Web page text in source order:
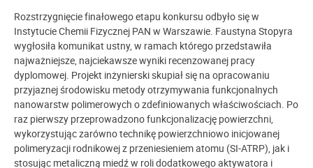
Rozstrzygnięcie finałowego etapu konkursu odbyło się w
Instytucie Chemii Fizycznej PAN w Warszawie. Faustyna Stopyra
wygłosiła komunikat ustny, w ramach którego przedstawiła
najważniejsze, najciekawsze wyniki recenzowanej pracy
dyplomowej. Projekt inżynierski skupiał się na opracowaniu
przyjaznej środowisku metody otrzymywania funkcjonalnych
nanowarstw polimerowych o zdefiniowanych właściwościach. Po
raz pierwszy przeprowadzono funkcjonalizację powierzchni,
wykorzystując zarówno technikę powierzchniowo inicjowanej
polimeryzacji rodnikowej z przeniesieniem atomu (SI-ATRP), jak i
stosując metaliczną miedź w roli dodatkowego aktywatora i